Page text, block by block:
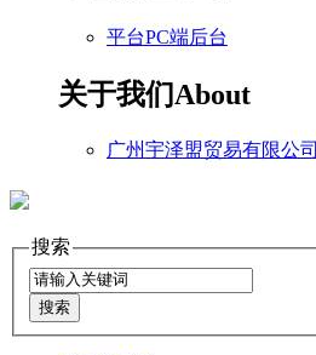
平台PC端后台
关于我们About
广州宇泽盟贸易有限公司
搜索